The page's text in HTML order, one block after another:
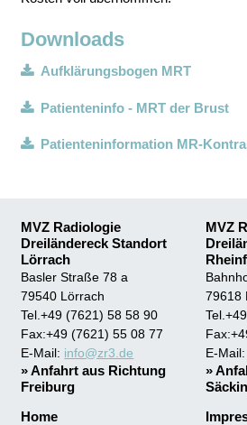
Downloads
Aufklärungsbogen MRT
Patienteninfo - MRT der Brust
Patienteninformation MR-
MVZ Radiologie
Dreiländereck Standort
Lörrach
Basler Straße 78 a
79540 Lörrach
Tel.+49 (7621) 58 58 90
Fax:+49 (7621) 55 08 77
E-Mail: info@zr3.de
»Anfahrt aus Richtung
Freiburg
MVZ
79618
E-Mail:
»
Home